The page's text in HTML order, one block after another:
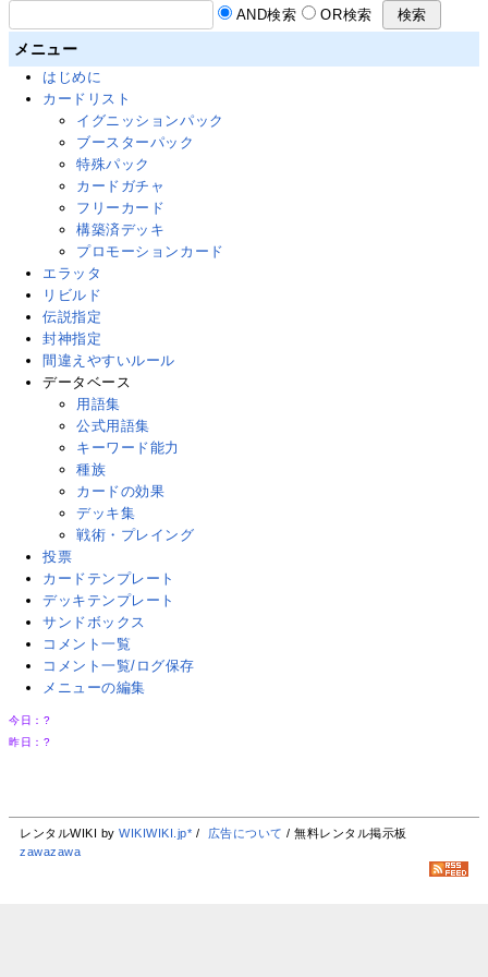
AND検索 OR検索
メニュー
はじめに
カードリスト
イグニッションパック
ブースターパック
特殊パック
カードガチャ
フリーカード
構築済デッキ
プロモーションカード
エラッタ
リビルド
伝説指定
封神指定
間違えやすいルール
データベース
用語集
公式用語集
キーワード能力
種族
カードの効果
デッキ集
戦術・プレイング
投票
カードテンプレート
デッキテンプレート
サンドボックス
コメント一覧
コメント一覧/ログ保存
メニューの編集
今日： ?
昨日： ?
レンタルWIKI byWIKIWIKI.jp* / 広告について / 無料レンタル掲示板
zawazawa